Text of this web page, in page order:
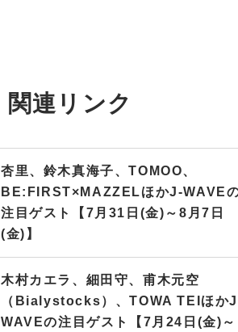
関連リンク
杏里、鈴木真海子、TOMOO、
BE:FIRST×MAZZELほかJ-WAVE
注目ゲスト【7月31日(金)～8月7日
(金)】
木村カエラ、細田守、甫木元空
（Bialystocks）、TOWA TEIほか
WAVEの注目ゲスト【7月24日(金)～